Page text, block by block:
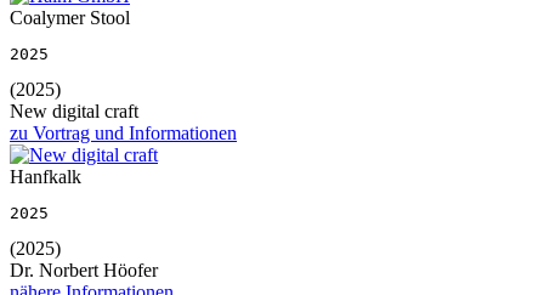
Coalymer Stool
2025
(2025)
New digital craft
zu Vortrag und Informationen
Hanfkalk
2025
(2025)
Dr. Norbert Höofer